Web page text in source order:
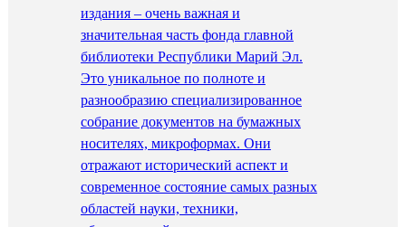
издания – очень важная и
значительная часть фонда главной
библиотеки Республики Марий Эл.
Это уникальное по полноте и
разнообразию специализированное
собрание документов на бумажных
носителях, микроформах. Они
отражают исторический аспект и
современное состояние самых разных
областей науки, техники,